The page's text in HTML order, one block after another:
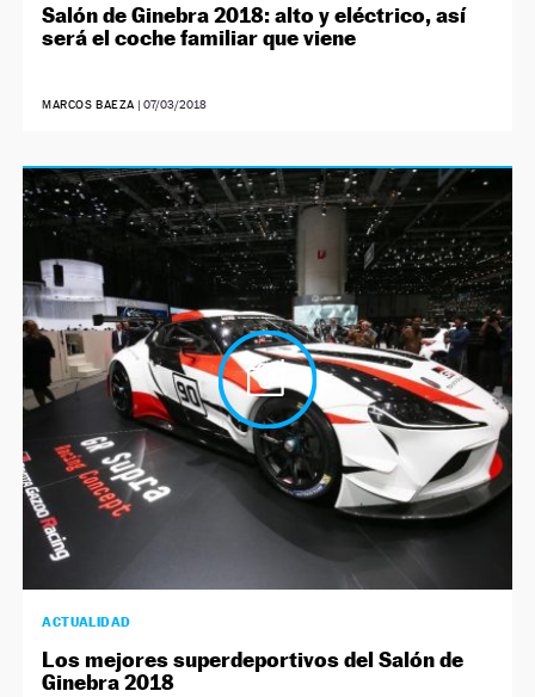
Salón de Ginebra 2018: alto y eléctrico, así
será el coche familiar que viene
MARCOS BAEZA |07/03/2018
ACTUALIDAD
Los mejores superdeportivos del Salón de
Ginebra 2018